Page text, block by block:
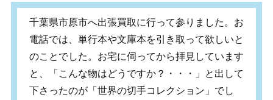
千葉県市原市へ出張買取に行って参りました。お
電話では、単行本や文庫本を引き取って欲しいと
のことでした。お宅に伺ってから拝見しています
と、「こんな物はどうですか？・・・」と出して
下さったのが「世界の切手コレクション」でし